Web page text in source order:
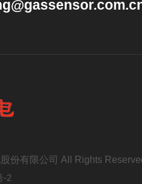
份有限公司 All Rights
-2